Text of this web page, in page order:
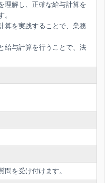
理解し、正確な給与計算を
。
算を実践することで、業務
給与計算を行うことで、法
問を受け付けます。